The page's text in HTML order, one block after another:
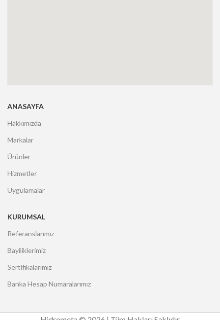
ANASAYFA
Hakkımızda
Markalar
Ürünler
Hizmetler
Uygulamalar
KURUMSAL
Referanslarımız
Bayiliklerimiz
Sertifikalarımız
Banka Hesap Numaralarımız